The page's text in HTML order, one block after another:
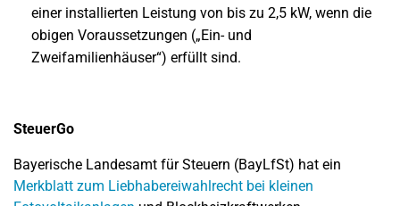
einer installierten Leistung von bis zu 2,5 kW, wenn die
obigen Voraussetzungen („Ein- und
Zweifamilienhäuser“) erfüllt sind.
SteuerGo
Bayerische Landesamt für Steuern (BayLfSt) hat ein
Merkblatt zum Liebhabereiwahlrecht bei kleinen